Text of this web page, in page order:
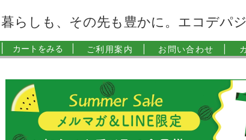
暮らしも、その先も豊かに。エコデパ
カートをみる | ご利用案内 | お問い合わせ |